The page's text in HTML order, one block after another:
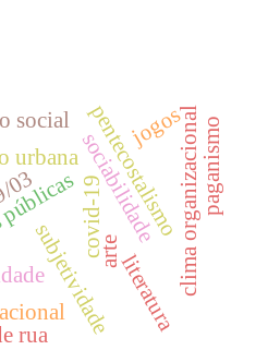
covid-19
sociabilidade
urbana
subjetividade
pentecostalismo
social clima organizacional
arte
rua
paganismo
literatura
jogos